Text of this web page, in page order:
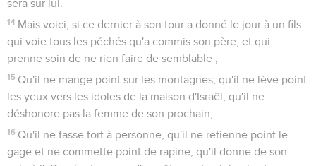
sera sur lui.
14 Mais voici, si ce dernier à son tour a donné le jour à un fils
qui voie tous les péchés qu'a commis son père, et qui
prenne soin de ne rien faire de semblable ;
15 Qu'il ne mange point sur les montagnes, qu'il ne lève point
les yeux vers les idoles de la maison d'Israël, qu'il ne
déshonore pas la femme de son prochain,
16 Qu'il ne fasse tort à personne, qu'il ne retienne point le
gage et ne commette point de rapine, qu'il donne de son